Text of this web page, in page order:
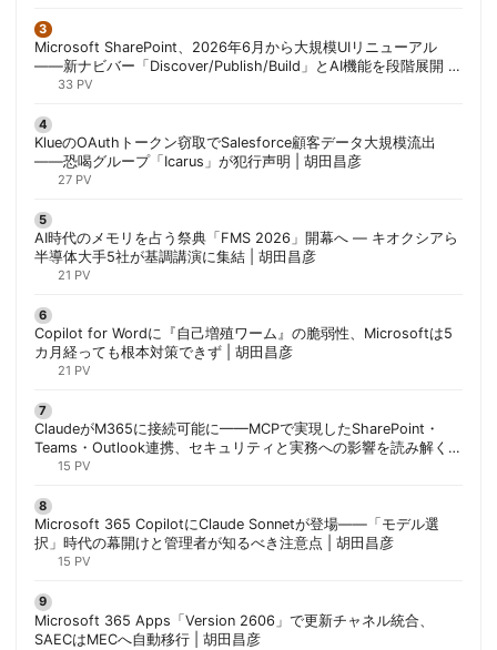
Microsoft SharePoint、2026年6月から大規模UIリニューアル
——新ナビバー「Discover/Publish/Build」とAI機能を段階展開 |
胡田昌彦
33 PV
KlueのOAuthトークン窃取でSalesforce顧客データ大規模流出
——恐喝グループ「Icarus」が犯行声明 | 胡田昌彦
27 PV
AI時代のメモリを占う祭典「FMS 2026」開幕へ ― キオクシアら
半導体大手5社が基調講演に集結 | 胡田昌彦
21 PV
Copilot for Wordに『自己増殖ワーム』の脆弱性、Microsoftは5
カ月経っても根本対策できず | 胡田昌彦
21 PV
ClaudeがM365に接続可能に——MCPで実現したSharePoint・
Teams・Outlook連携、セキュリティと実務への影響を読み解く |
胡田昌彦
15 PV
Microsoft 365 CopilotにClaude Sonnetが登場——「モデル選
択」時代の幕開けと管理者が知るべき注意点 | 胡田昌彦
15 PV
Microsoft 365 Apps「Version 2606」で更新チャネル統合、
SAECはMECへ自動移行 | 胡田昌彦